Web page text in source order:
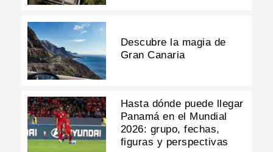
Descubre la magia de
Gran Canaria
Hasta dónde puede llegar
Panamá en el Mundial
2026: grupo, fechas,
figuras y perspectivas